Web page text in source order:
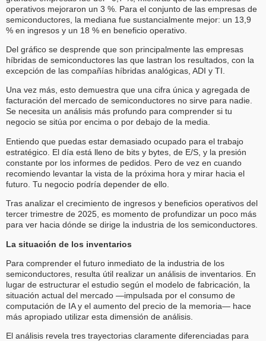
operativos mejoraron un 3 %. Para el conjunto de las empresas de
semiconductores, la mediana fue sustancialmente mejor: un 13,9
% en ingresos y un 18 % en beneficio operativo.
Del gráfico se desprende que son principalmente las empresas
híbridas de semiconductores las que lastran los resultados, con la
excepción de las compañías híbridas analógicas, ADI y TI.
Una vez más, esto demuestra que una cifra única y agregada de
facturación del mercado de semiconductores no sirve para nadie.
Se necesita un análisis más profundo para comprender si tu
negocio se sitúa por encima o por debajo de la media.
Entiendo que puedas estar demasiado ocupado para el trabajo
estratégico. El día está lleno de bits y bytes, de E/S, y la presión
constante por los informes de pedidos. Pero de vez en cuando
recomiendo levantar la vista de la próxima hora y mirar hacia el
futuro. Tu negocio podría depender de ello.
Tras analizar el crecimiento de ingresos y beneficios operativos del
tercer trimestre de 2025, es momento de profundizar un poco más
para ver hacia dónde se dirige la industria de los semiconductores.
La situación de los inventarios
Para comprender el futuro inmediato de la industria de los
semiconductores, resulta útil realizar un análisis de inventarios. En
lugar de estructurar el estudio según el modelo de fabricación, la
situación actual del mercado —impulsada por el consumo de
computación de IA y el aumento del precio de la memoria— hace
más apropiado utilizar esta dimensión de análisis.
El análisis revela tres trayectorias claramente diferenciadas para